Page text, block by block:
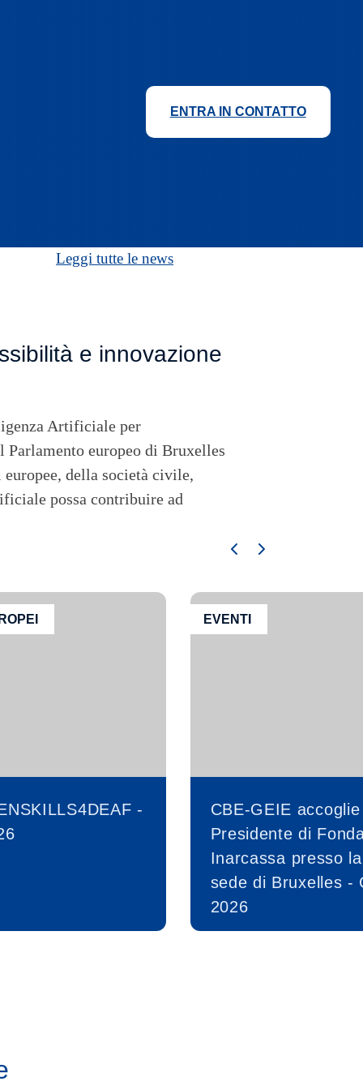
ENTRA IN CONTATTO
Leggi tutte le news
e innovazione
Artificiale per
europeo di Bruxelles
della società civile,
possa contribuire ad
-
EVENTI
CBE-GEIE
Presidente di
Inarcassa presso
sede di Bruxelles -
2026